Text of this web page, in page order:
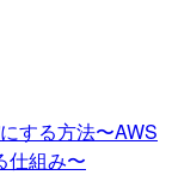
する方法〜AWS
仕組み〜